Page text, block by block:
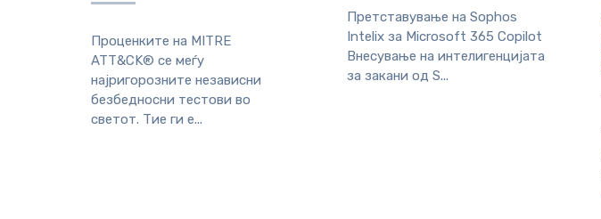
Проценките на MITRE
ATT&CK® се меѓу
најригорозните независни
безбедносни тестови во
светот. Тие ги е...
Претставување на Sophos
Intelix за Microsoft 365 Copilot
Внесување на интелигенцијата
за закани од S...